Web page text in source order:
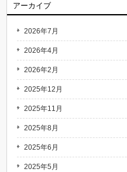
アーカイブ
2026年7月
2026年4月
2026年2月
2025年12月
2025年11月
2025年8月
2025年6月
2025年5月